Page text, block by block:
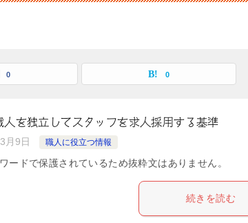
0 0
人を独立してスタッフを求人採用する基準
月9日 職人に役立つ情報
ードで保護されているため抜粋文はありません。
続きを読む